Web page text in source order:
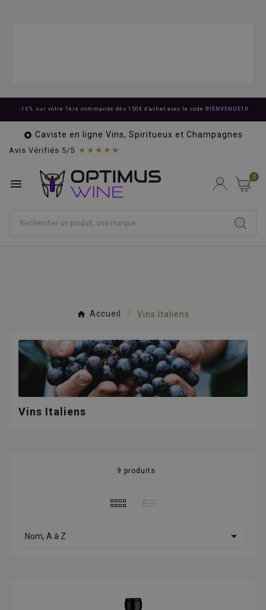
-10% sur votre 1ère commande dès 150€ d'achat avec le code BIENVENUE10
 Caviste en ligne Vins, Spiritueux et Champagnes
Avis Vérifiés 5/5 ★★★★★
 0
Accueil Vins Italiens
Vins Italiens
9 produits
Nom, A à Z 